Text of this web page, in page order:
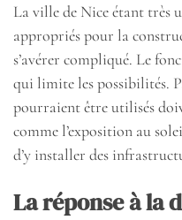
La ville de Nice étant très
appropriés pour la
s’avérer compliqué. Le
qui limite les possibilités.
pourraient être utilisés
comme l’exposition au
d’y installer des
La réponse à la